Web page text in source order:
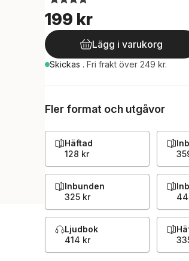
199 kr
Lägg i varukorg
Skickas . Fri frakt över 249 kr.
Fler format och utgåvor
Häftad
128 kr
Inbunden
325 kr
Ljudbok
414 kr